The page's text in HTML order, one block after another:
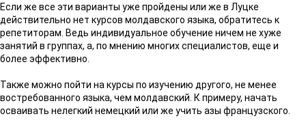
Если же все эти варианты уже пройдены или же в Луцке
действительно нет курсов молдавского языка, обратитесь к
репетиторам. Ведь индивидуальное обучение ничем не хуже
занятий в группах, а, по мнению многих специалистов, еще и
более эффективно.
Также можно пойти на курсы по изучению другого, не менее
востребованного языка, чем молдавский. К примеру, начать
осваивать нелегкий немецкий или же учить азы французского.